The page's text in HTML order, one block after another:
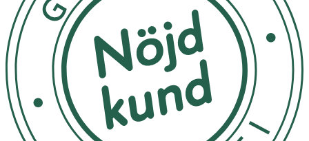
OK för gravida och ammande:
Ja
Märkning
OEKO-TEX